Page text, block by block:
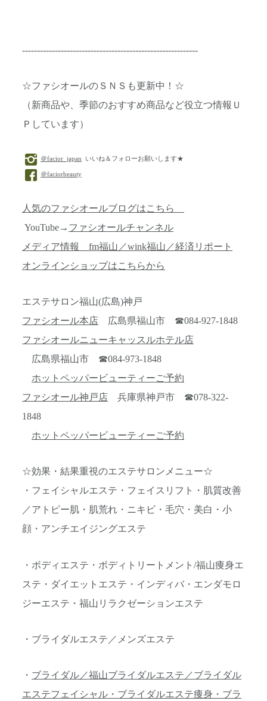
-----------------------------------------------------------
☆ファシオールのＳＮＳも更新中！☆
（新商品や、季節のおすすめ商品など役立つ情報Ｕ
Ｐしています）
＠facior_japan いいね＆フォローお願いします★
＠faciorbeauty
人気のファシオールブログはこちら
YouTube→ ファシオールチャンネル
メディア情報 fm福山／wink福山／経済リポート
オンラインショップはこちらから
エステサロン福山(広島)神戸
ファシオール本店 広島県福山市 ☎084-927-1848
ファシオールニューキャッスルホテル店
広島県福山市 ☎084-973-1848
ホットペッパービューティーご予約
ファシオール神戸店 兵庫県神戸市 ☎078-322-
1848
ホットペッパービューティーご予約
☆効果・結果重視のエステサロンメニュー☆
・フェイシャルエステ・フェイスリフト・肌質改善
／アトピー肌・肌荒れ・ニキビ・毛穴・美白・小
顔・アンチエイジングエステ
・ボディエステ・ボディトリートメント/福山痩身エ
ステ・ダイエットエステ・インディバ・エンダモロ
ジーエステ・福山リラクゼーションエステ
・ブライダルエステ／メンズエステ
・ ブライダル／福山ブライダルエステ／ブライダル
エステフェイシャル・ブライダルエステ痩身・ブラ